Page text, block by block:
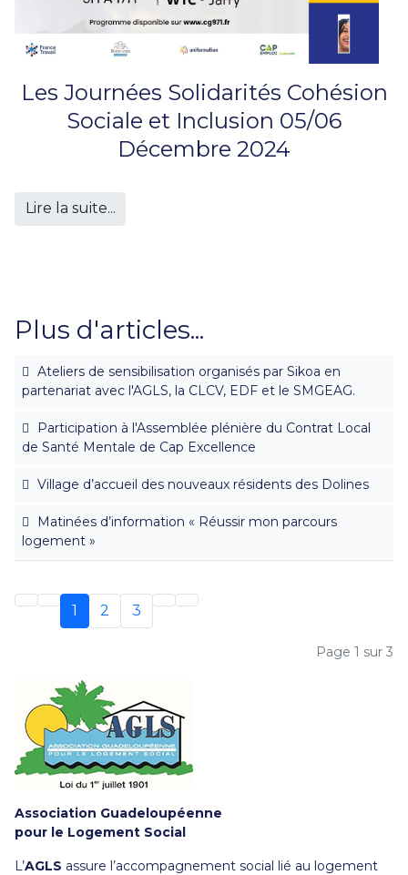
Les Journées Solidarités Cohésion
Sociale et Inclusion 05/06
Décembre 2024
Lire la suite...
Plus d'articles...
Ateliers de sensibilisation organisés par Sikoa en
partenariat avec l'AGLS, la CLCV, EDF et le SMGEAG.
Participation à l'Assemblée plénière du Contrat Local
de Santé Mentale de Cap Excellence
Village d’accueil des nouveaux résidents des Dolines
Matinées d’information « Réussir mon parcours
logement »
1 2 3
Page 1 sur 3
Association Guadeloupéenne
pour le Logement Social
L’AGLS assure l’accompagnement social lié au logement